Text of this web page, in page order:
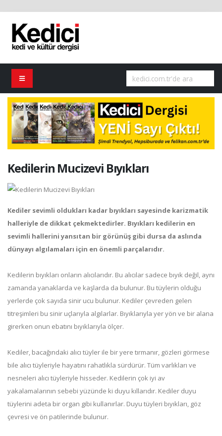
Kedilerin Mucizevi Bıyıkları
Kediler sevimli oldukları kadar bıyıkları sayesinde karizmatik
halleriyle de dikkat çekmektedirler. Bıyıkları kedilerin en
sevimli hallerini yansıtan bir görünüş gibi dursa da aslında
dünyayı algılamaları için en önemli parçalarıdır.
Kedilerin bıyıkları onların alıcılarıdır. Bu alıcılar sadece bıyık değil, aynı
zamanda yanaklarda ve kaşlarda da bulunur. Bu tüylerin olduğu
yerlerde çok sayıda sinir ucu bulunur. Kediler çevreden gelen
titreşimleri bu sinir uçlarıyla algılarlar. Bıyıklarıyla yer yön ve bir alana
girerken onun ebatını bıyıklarıyla ölçer.
Kediler, bacağındaki alıcı tüyler ile bir yere tırmanır, gözleri görmese
bile alıcı tüyleriyle hayatını rahatlıkla sürdürür. Tüm varlıkları ve
nesneleri alıcı tüyleriyle hisseder. Kedilerin çok iyi av
yakalamalarının sebebi yüzünde ki duyu kıllarıdır. Kediler duyu
tüylerini adeta bir organ gibi kullanırlar. Duyu tüyleri bıyıkları, göz
çevresi ve ön patilerinde bulunur.